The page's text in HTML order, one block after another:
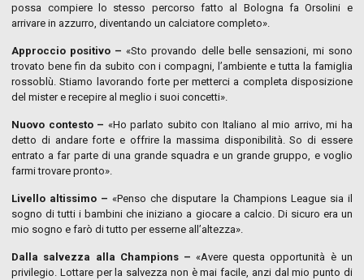
possa compiere lo stesso percorso fatto al Bologna fa Orsolini e
arrivare in azzurro, diventando un calciatore completo».
Approccio positivo –«Sto provando delle belle sensazioni, mi sono
trovato bene fin da subito con i compagni, l’ambiente e tutta la famiglia
rossoblù. Stiamo lavorando forte per metterci a completa disposizione
del mister e recepire al meglio i suoi concetti».
Nuovo contesto – «Ho parlato subito con Italiano al mio arrivo, mi ha
detto di andare forte e offrire la massima disponibilità. So di essere
entrato a far parte di una grande squadra e un grande gruppo, e voglio
farmi trovare pronto».
Livello altissimo –«Penso che disputare la Champions League sia il
sogno di tutti i bambini che iniziano a giocare a calcio. Di sicuro era un
mio sogno e farò di tutto per esserne all’altezza».
Dalla salvezza alla Champions –«Avere questa opportunità è un
privilegio. Lottare per la salvezza non è mai facile, anzi dal mio punto di